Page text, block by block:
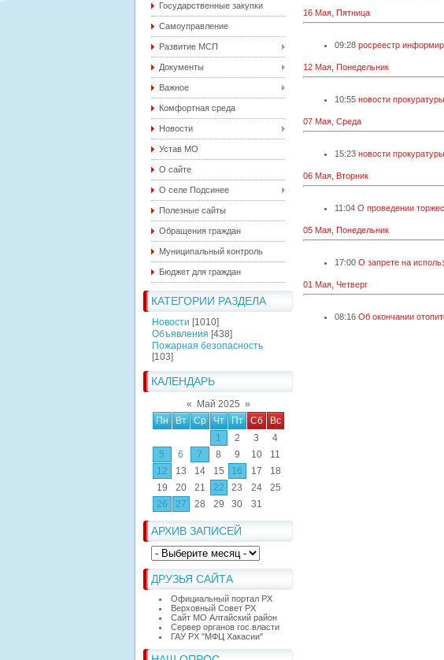
Государственные закупки
Самоуправление
Развитие МСП
Документы
Важное
Комфортная среда
Новости
Устав МО
О сайте
О селе Подсинее
Полезные сайты
Обращения граждан
Муниципальный контроль
Бюджет для граждан
КАТЕГОРИИ РАЗДЕЛА
Новости [1010]
Объявления [438]
Пожарная безопасность
[103]
КАЛЕНДАРЬ
« Май 2025 »
Пн
Вт Ср Чт Пт Сб
Вс
1
2 3
4
5
6 7 8 9 10
11
12
13 14 15 16 17
18
19
20 21 22 23 24
25
26
27 28 29 30 31
АРХИВ ЗАПИСЕЙ
ДРУЗЬЯ САЙТА
Официальный портал РХ
Верховный Совет РХ
Сайт МО Алтайский район
Сервер органов гос.власти
ГАУ РХ "МФЦ Хакасии"
16 Мая, Пятница
09:28 росреестр
12 Мая, Понедельник
10:55 новости прокуратуры
07 Мая, Среда
15:23 новости прокуратуры
06 Мая, Вторник
11:04 О проведении
05 Мая, Понедельник
17:00 О запрете на
01 Мая, Четверг
08:16 Об окончании